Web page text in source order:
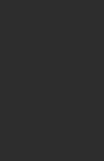
سرمایه‌گذاری برق
آینده به عنوان
برق و انرژی
در صورت تامین
برای فاز سوم